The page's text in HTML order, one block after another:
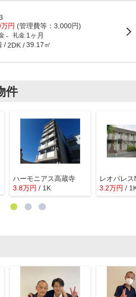
円 (管理費等：3,000円)
- 礼金 1ヶ月
2DK 39.17㎡
件
ハーモニアス高蔵寺
3.8万円 / 1K
レオパレス
3.2万円 /